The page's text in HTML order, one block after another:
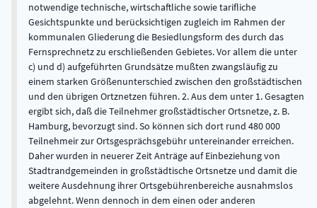
notwendige technische, wirtschaftliche sowie tarifliche
Gesichtspunkte und berücksichtigen zugleich im Rahmen der
kommunalen Gliederung die Besiedlungsform des durch das
Fernsprechnetz zu erschließenden Gebietes. Vor allem die unter
c) und d) aufgeführten Grundsätze mußten zwangsläufig zu
einem starken Größenunterschied zwischen den großstädtischen
und den übrigen Ortznetzen führen. 2. Aus dem unter 1. Gesagten
ergibt sich, daß die Teilnehmer großstädtischer Ortsnetze, z. B.
Hamburg, bevorzugt sind. So können sich dort rund 480 000
Teilnehmeir zur Ortsgesprächsgebühr untereinander erreichen.
Daher wurden in neuerer Zeit Anträge auf Einbeziehung von
Stadtrandgemeinden in großstädtische Ortsnetze und damit die
weitere Ausdehnung ihrer Ortsgebührenbereiche ausnahmslos
abgelehnt. Wenn dennoch in dem einen oder anderen